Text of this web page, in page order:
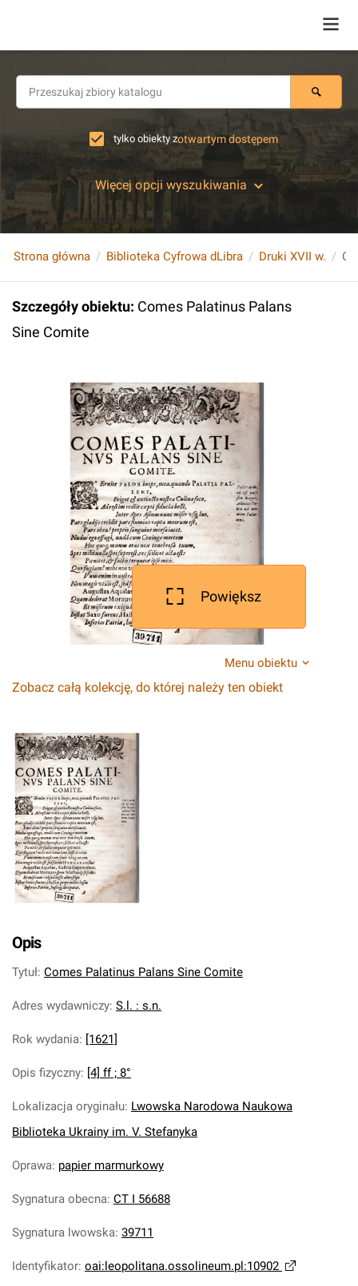
tylko obiekty zotwartym dostępem
Więcej opcji wyszukiwania
Strona główna Biblioteka Cyfrowa dLibra Druki XVII w.
Szczegóły obiektu: Comes Palatinus Palans
Sine Comite
Powiększ
Menu obiektu
Zobacz całą kolekcję, do której należy ten obiekt
Opis
Tytuł: Comes Palatinus Palans Sine Comite
Adres wydawniczy: S.l. : s.n.
Rok wydania: [1621]
Opis fizyczny: [4] ff ; 8°
Lokalizacja oryginału: Lwowska Narodowa Naukowa
Biblioteka Ukrainy im. V. Stefanyka
Oprawa: papier marmurkowy
Sygnatura obecna: CT I 56688
Sygnatura lwowska: 39711
Identyfikator: oai:leopolitana.ossolineum.pl:10902